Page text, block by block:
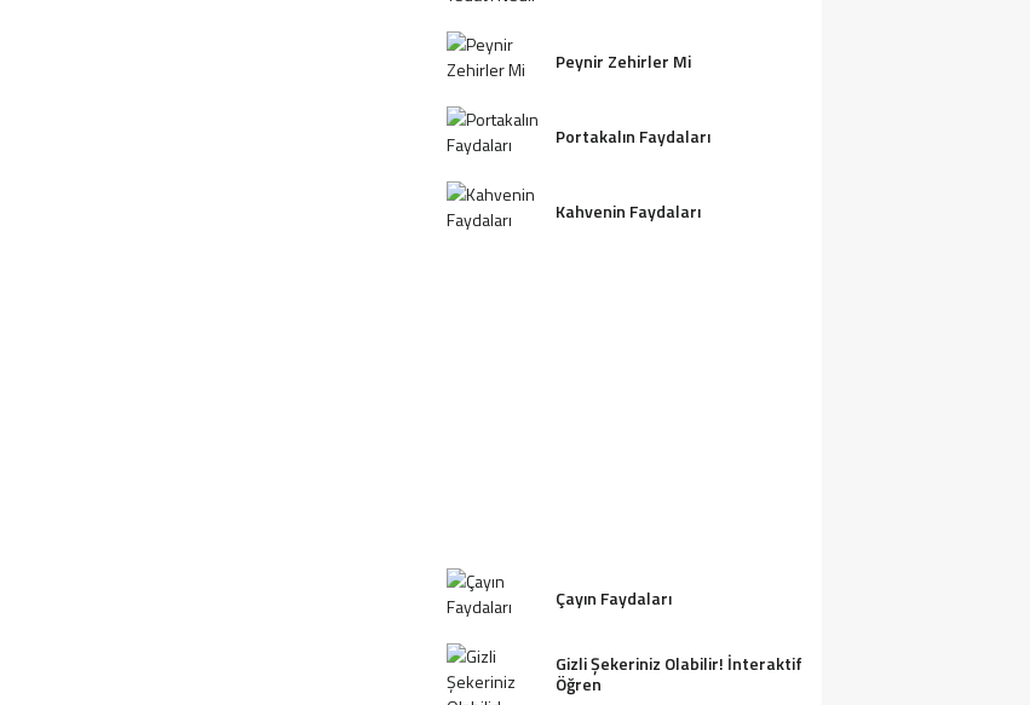
Peynir Zehirler Mi
Portakalın Faydaları
Kahvenin Faydaları
Çayın Faydaları
Gizli Şekeriniz Olabilir! İnteraktif
Öğren